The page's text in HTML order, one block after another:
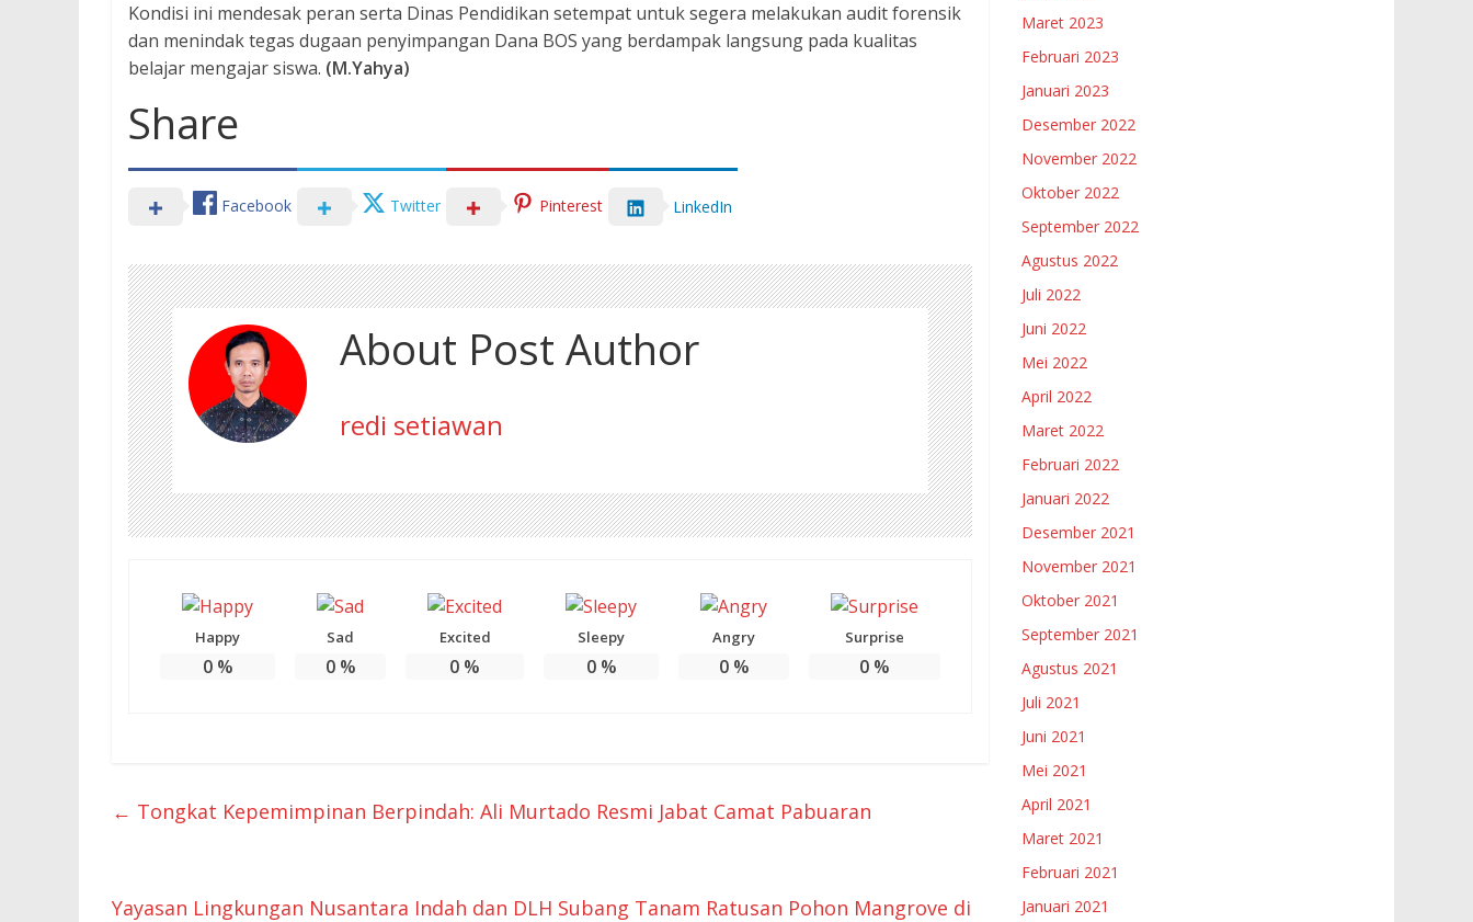
Kondisi ini mendesak peran serta Dinas Pendidikan setempat untuk segera melakukan audit forensik
dan menindak tegas dugaan penyimpangan Dana BOS yang berdampak langsung pada kualitas
belajar mengajar siswa. (M.Yahya)
Share
Facebook Twitter Pinterest LinkedIn
About Post Author
redi setiawan
Happy
0%
Sad
0%
Excited
0 %
Sleepy
0%
Angry
0%
Surprise
0 %
← Tongkat Kepemimpinan Berpindah: Ali Murtado Resmi Jabat Camat Pabuaran
Yayasan Lingkungan Nusantara Indah dan DLH Subang Tanam Ratusan Pohon Mangrove di
Maret 2023
Februari 2023
Januari 2023
Desember 2022
November 2022
Oktober 2022
September 2022
Agustus 2022
Juli 2022
Juni 2022
Mei 2022
April 2022
Maret 2022
Februari 2022
Januari 2022
Desember 2021
November 2021
Oktober 2021
September 2021
Agustus 2021
Juli 2021
Juni 2021
Mei 2021
April 2021
Maret 2021
Februari 2021
Januari 2021